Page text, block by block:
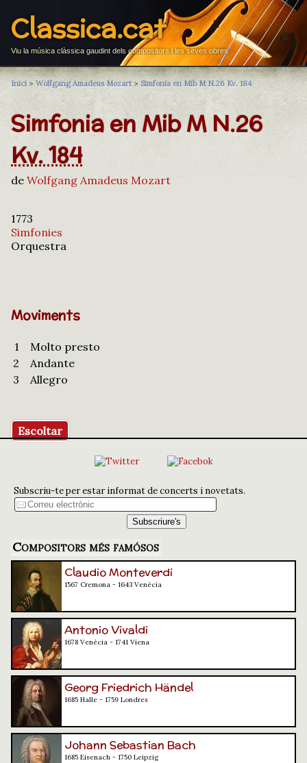
Classica.cat
Viu la música clàssica gaudint dels compositors i les seves obres
Inici > Wolfgang Amadeus Mozart> Simfonia en Mib M N.26 Kv. 184
Simfonia en Mib M N.26
Kv. 184
de Wolfgang Amadeus Mozart
1773
Simfonies
Orquestra
Moviments
1
Molto presto
2
Andante
3
Allegro
Escoltar
Subscriu-te per estar informat de concerts i novetats.
Compositors més famósos
Claudio Monteverdi
1567 Cremona - 1643 Venècia
Antonio Vivaldi
1678 Venècia - 1741 Viena
Georg Friedrich Händel
1685 Halle - 1759 Londres
Johann Sebastian Bach
1685 Eisenach - 1750 Leipzig